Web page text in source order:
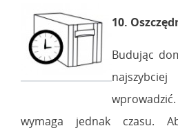
10.
Budując
wymaga jednak czasu.